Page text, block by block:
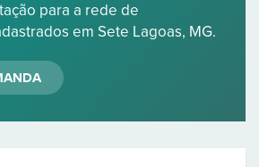
para a rede de
em Sete Lagoas, MG.